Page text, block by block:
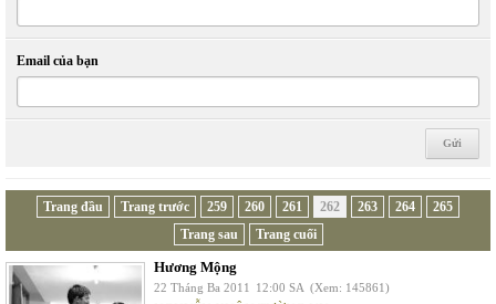
Email của bạn
Trang đầu Trang trước 259 260 261 262 263 264
265
Trang sau
Trang cuối
Hương Mộng
22 Tháng Ba 2011 12:00 SA (Xem: 145861)